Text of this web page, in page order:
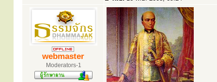
webmaster
Moderators-1